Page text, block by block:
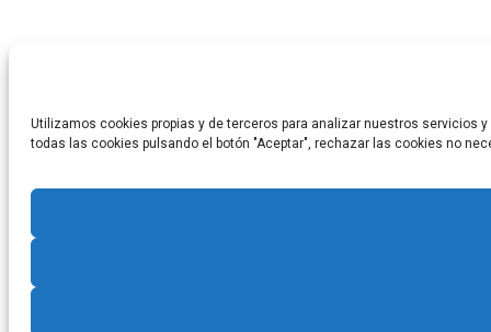
Utilizamos cookies propias y de terceros para analizar nuestros servicios
todas las cookies pulsando el botón "Aceptar", rechazar las cookies no